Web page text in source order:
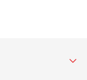
Pinterest
naar Instagram